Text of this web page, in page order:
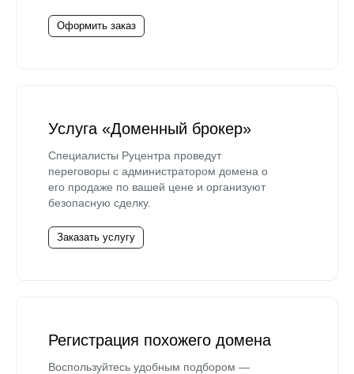
Оформить заказ
Услуга «Доменный брокер»
Специалисты Руцентра проведут
переговоры с администратором домена о
его продаже по вашей цене и организуют
безопасную сделку.
Заказать услугу
Регистрация похожего домена
Воспользуйтесь удобным подбором —